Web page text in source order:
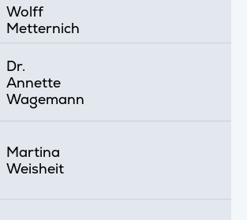
Wolff
Metternich
Dr.
Annette
Wagemann
Martina
Weisheit